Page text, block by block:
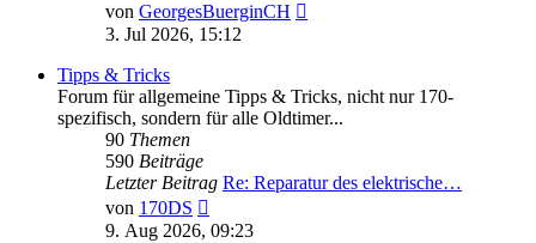
von GeorgesBuerginCH
3. Jul 2026, 15:12
Tipps & Tricks
Forum für allgemeine Tipps & Tricks, nicht nur 170-
spezifisch, sondern für alle Oldtimer...
90 Themen
590 Beiträge
Letzter Beitrag Re: Reparatur des elektrische…
von 170DS
Beitrag
9. Aug 2026, 09:23